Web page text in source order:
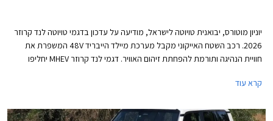
יוניון מוטורס, יבואנית טויוטה לישראל, מודיעה על עדכון בדגמי טויוטה לנד קרוזר
2026. רכב השטח האייקוני מקבל מערכת מיילד הייבריד 48V המשפרת את
חוויית הנהיגה ותורמת להפחתת זיהום האוויר. דגמי לנד קרוזר MHEV יחליפו
קרא עוד